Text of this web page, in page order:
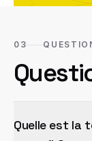
03
Quelle est la